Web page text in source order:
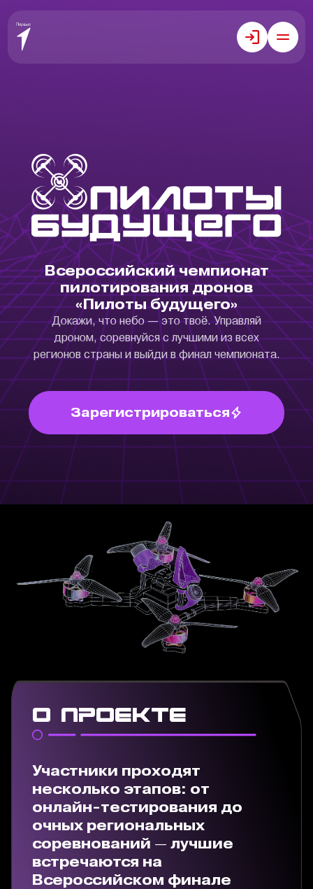
Всероссийский чемпионат
пилотирования дронов
«Пилоты будущего»
Докажи, что небо — это твоё. Управляй
дроном, соревнуйся с лучшими из всех
регионов страны и выйди в финал чемпионата.
Зарегистрироваться
о проекте
Участники проходят
несколько этапов: от
онлайн-тестирования до
очных региональных
соревнований — лучшие
встречаются на
Всероссийском финале